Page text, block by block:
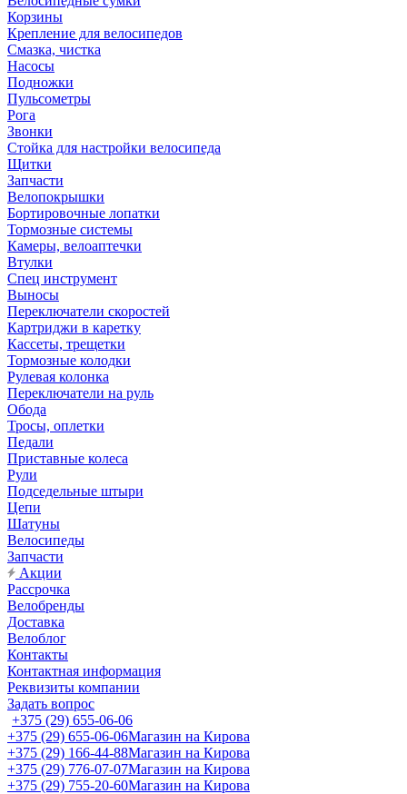
Корзины
Крепление для велосипедов
Смазка, чистка
Насосы
Подножки
Пульсометры
Рога
Звонки
Стойка для настройки велосипеда
Щитки
Запчасти
Велопокрышки
Бортировочные лопатки
Тормозные системы
Камеры, велоаптечки
Втулки
Спец инструмент
Выносы
Переключатели скоростей
Картриджи в каретку
Кассеты, трещетки
Тормозные колодки
Рулевая колонка
Переключатели на руль
Обода
Тросы, оплетки
Педали
Приставные колеса
Рули
Подседельные штыри
Цепи
Шатуны
Велосипеды
Запчасти
Акции
Рассрочка
Велобренды
Доставка
Велоблог
Контакты
Контактная информация
Реквизиты компании
Задать вопрос
+375 (29) 655-06-06
+375 (29) 655-06-06Магазин на Кирова
+375 (29) 166-44-88Магазин на Кирова
+375 (29) 776-07-07Магазин на Кирова
+375 (29) 755-20-60Магазин на Кирова